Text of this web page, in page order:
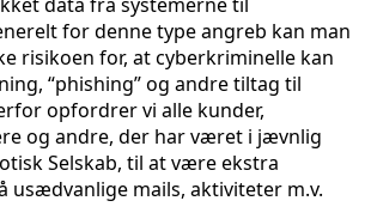
for denne type angreb kan man
risikoen for, at cyberkriminelle kan
“phishing” og andre tiltag til
opfordrer vi alle kunder,
og andre, der har været i jævnlig
Selskab, til at være ekstra
usædvanlige mails, aktiviteter m.v.